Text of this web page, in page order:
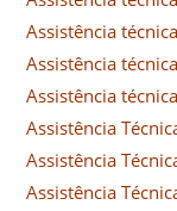
Assistência
Assistência
Assistência
Assistência
Assistência
Assistência